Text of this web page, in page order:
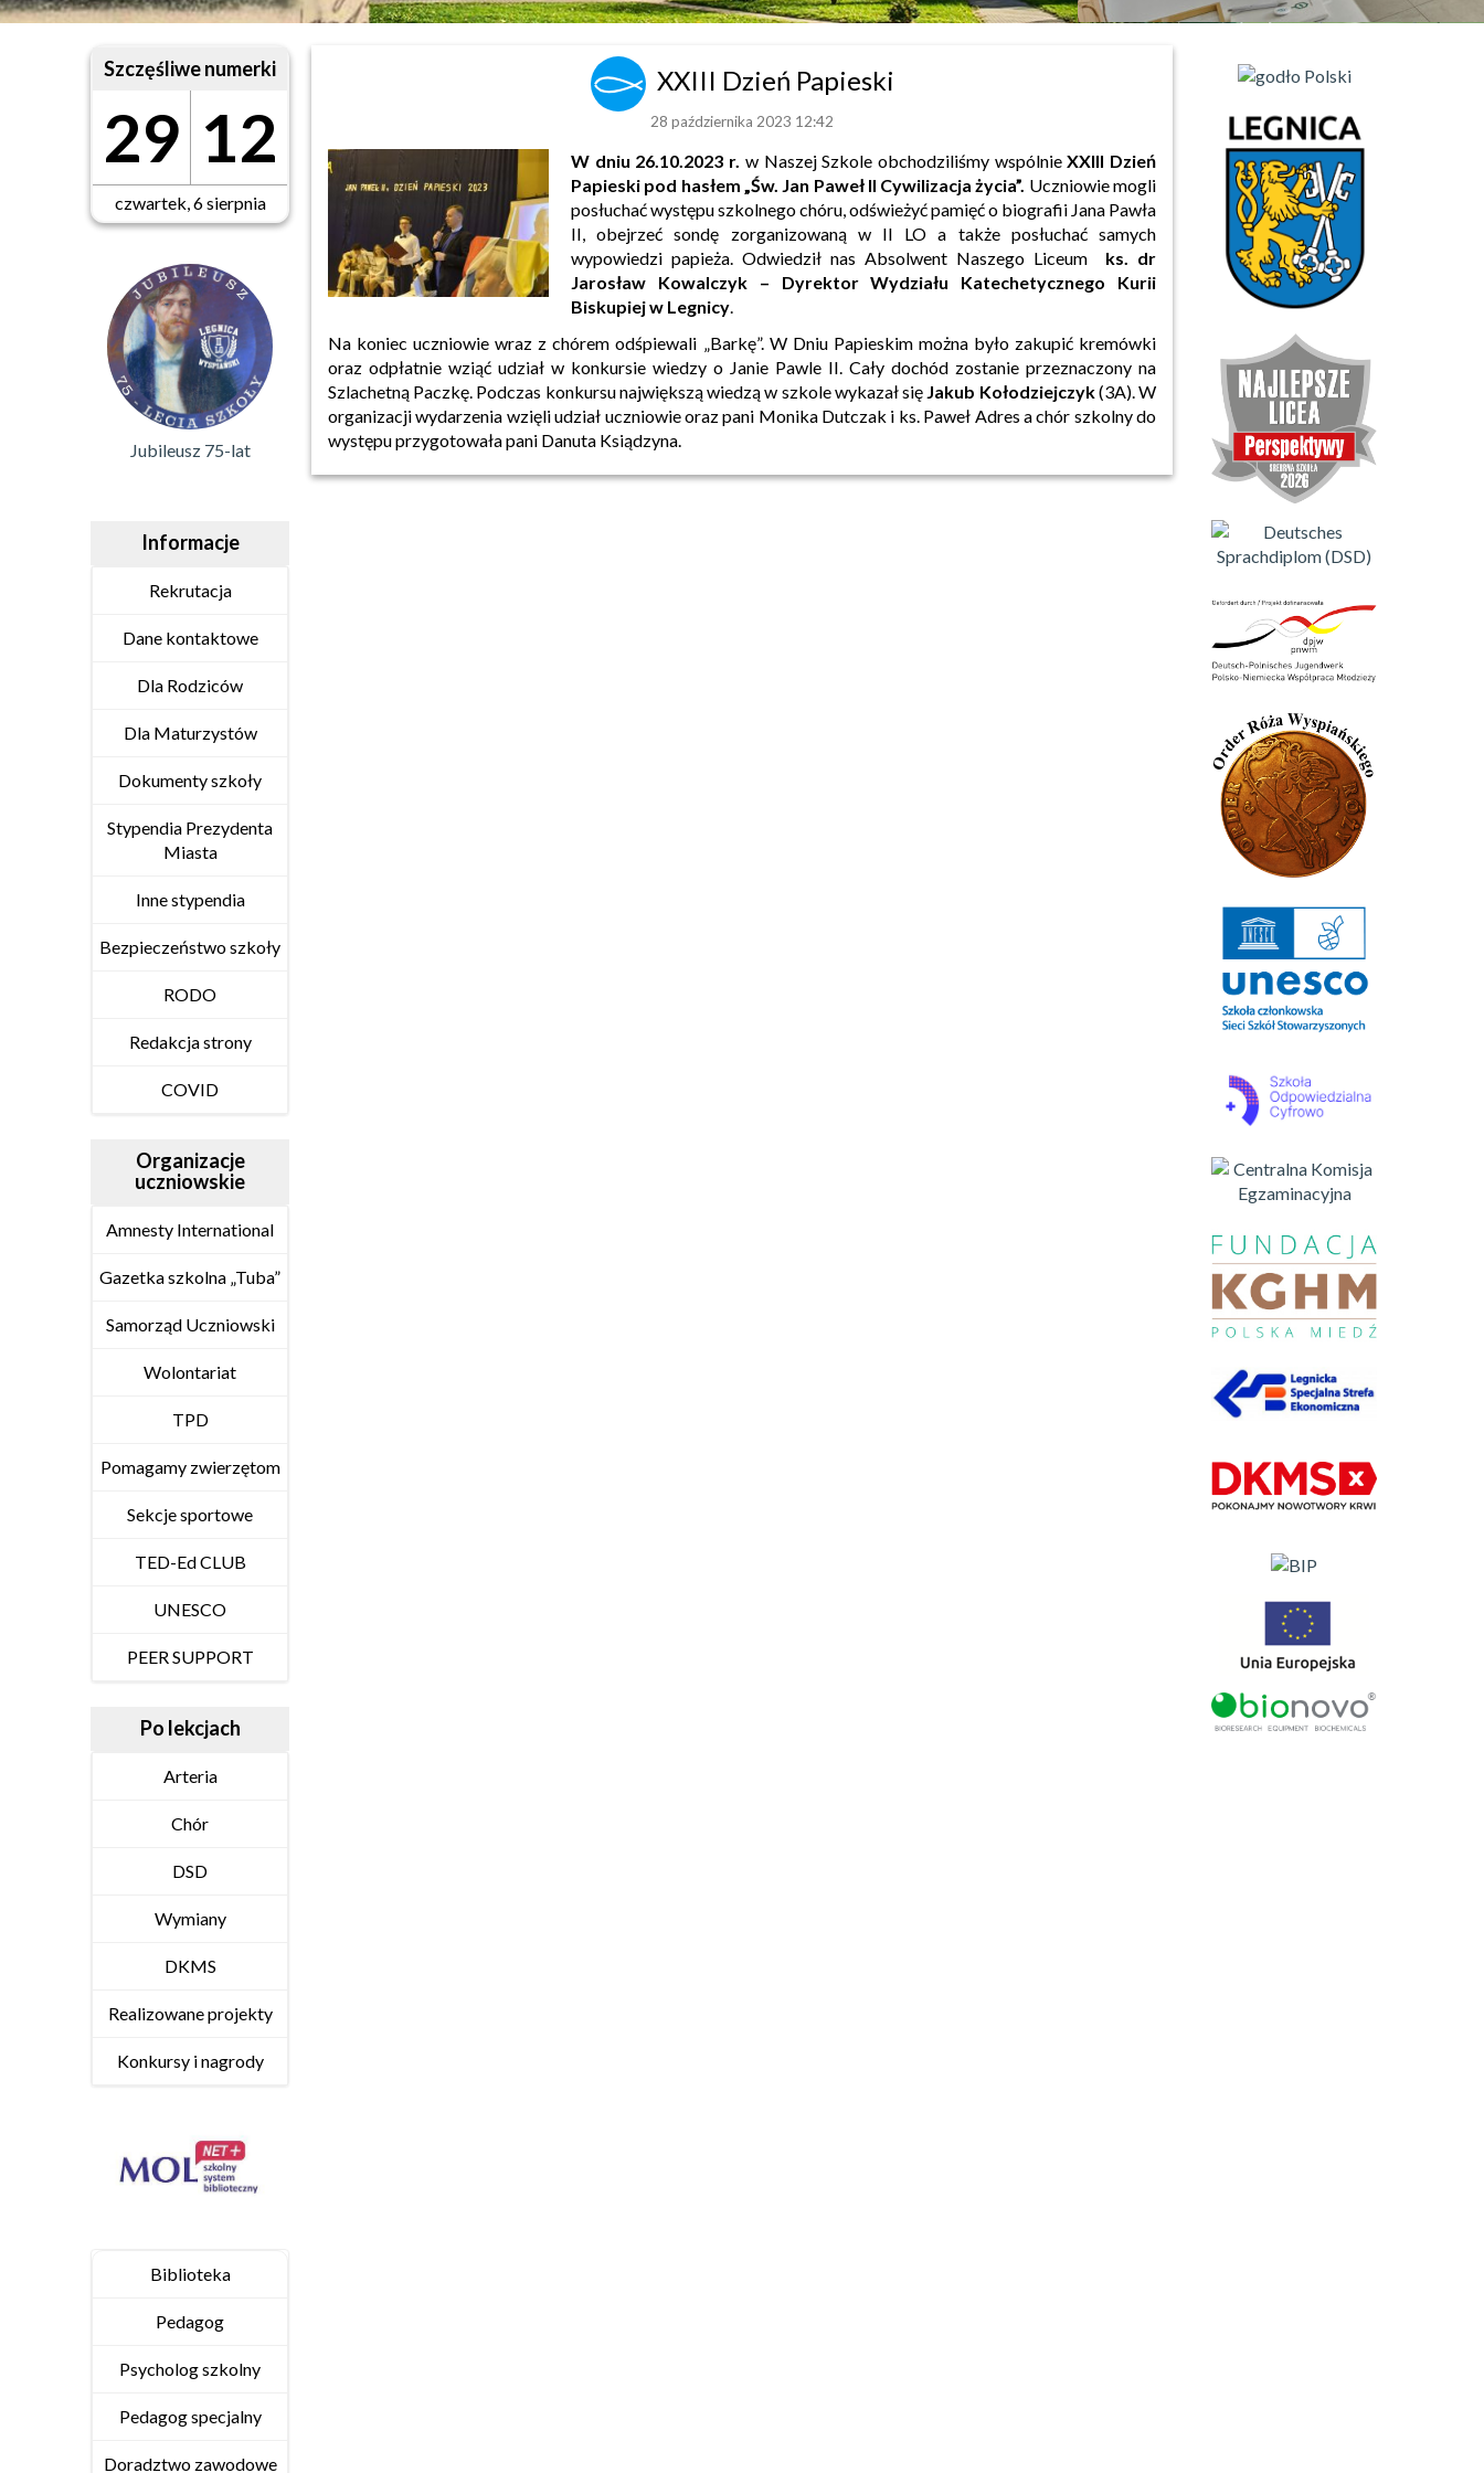
Szczęśliwe numerki
29 12
czwartek, 6 sierpnia
Jubileusz 75-lat
Informacje
Rekrutacja
Dane kontaktowe
Dla Rodziców
Dla Maturzystów
Dokumenty szkoły
Stypendia Prezydenta
Miasta
Inne stypendia
Bezpieczeństwo szkoły
RODO
Redakcja strony
COVID
Organizacje
uczniowskie
Amnesty International
Gazetka szkolna „Tuba”
Samorząd Uczniowski
Wolontariat
TPD
Pomagamy zwierzętom
Sekcje sportowe
TED-Ed CLUB
UNESCO
PEER SUPPORT
Po lekcjach
Arteria
Chór
DSD
Wymiany
DKMS
Realizowane projekty
Konkursy i nagrody
Biblioteka
Pedagog
Psycholog szkolny
Pedagog specjalny
Doradztwo zawodowe
XXIII Dzień Papieski
28 października 2023 12:42
W dniu 26.10.2023 r. w Naszej Szkole obchodziliśmy wspólnieXXIII Dzień
Papieski pod hasłem „Św. Jan Paweł II Cywilizacja życia”. Uczniowie mogli
posłuchać występu szkolnego chóru, odświeżyć pamięć o biografii Jana Pawła
II, obejrzeć sondę zorganizowaną w II LO a także posłuchać samych
wypowiedzi papieża. Odwiedził nas Absolwent Naszego Liceum ks. dr
Jarosław Kowalczyk – Dyrektor Wydziału Katechetycznego Kurii
Biskupiej w Legnicy.
Na koniec uczniowie wraz z chórem odśpiewali „Barkę”. W Dniu Papieskim można było zakupić kremówki
oraz odpłatnie wziąć udział w konkursie wiedzy o Janie Pawle II. Cały dochód zostanie przeznaczony na
Szlachetną Paczkę. Podczas konkursu największą wiedzą w szkole wykazał się Jakub Kołodziejczyk(3A). W
organizacji wydarzenia wzięli udział uczniowie oraz pani Monika Dutczak i ks. Paweł Adres a chór szkolny do
występu przygotowała pani Danuta Ksiądzyna.